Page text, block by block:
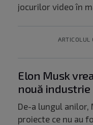
jocurilor video în
ARTICOLUL
Elon Musk
nouă industrie
De-a lungul anilor,
proiecte ce nu au